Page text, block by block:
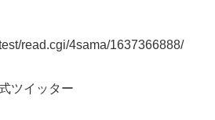
read.cgi/4sama/1637366888/
ツイッター